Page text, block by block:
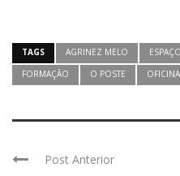
TAGS AGRINEZ MELO
FORMAÇÃO
O POSTE OFICINA
Post Anterior